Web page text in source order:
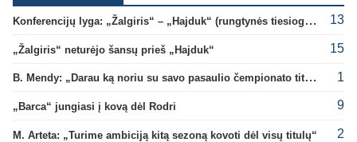
Konferencijų lyga: „Žalgiris“ – „Hajduk“ (rungtynės tiesiogiai) 13
„Žalgiris“ neturėjo šansų prieš „Hajduk“ 15
B. Mendy: „Darau ką noriu su savo pasaulio čempionato titulu“ 1
„Barca“ jungiasi į kovą dėl Rodri 9
M. Arteta: „Turime ambiciją kitą sezoną kovoti dėl visų titulų“ 2